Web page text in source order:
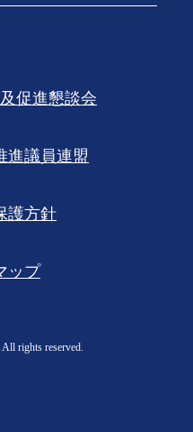
促進懇談会
進議員連盟
護方針
ップ
rights reserved.